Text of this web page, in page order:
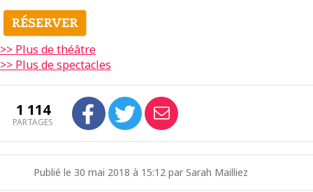
>> Plus de théâtre
>> Plus de spectacles
1 114
PARTAGES
Publié le 30 mai 2018 à 15:12 par Sarah Mailliez